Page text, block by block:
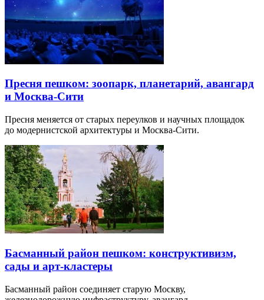
Пресня пешком: зоопарк, планетарий, авангард
и Москва-Сити
Пресня меняется от старых переулков и научных площадок
до модернистской архитектуры и Москва-Сити.
Басманный район пешком: конструктивизм,
сады и арт-кластеры
Басманный район соединяет старую Москву,